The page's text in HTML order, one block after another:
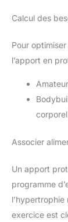
Calcul des
Pour
l’apport en
corporel
Associer
Un apport
programme
l’hypertrophie
exercice est